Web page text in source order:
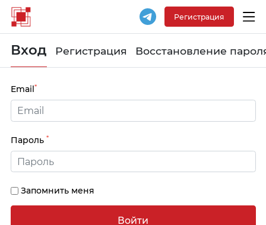
Регистрация
Вход Регистрация Восстановление
Email*
Пароль *
Запомнить меня